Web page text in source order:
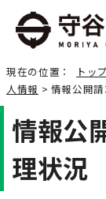
現在の位置： トッ
人情報 > 情報公開
情報公
理状況